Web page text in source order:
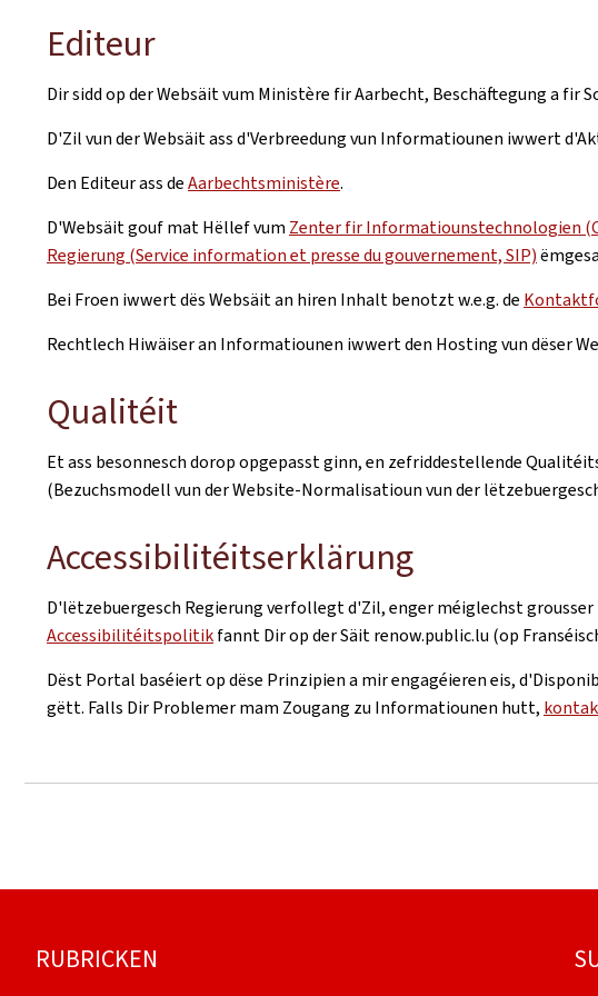
Editeur
Dir sidd op der Websäit vum Ministère fir Aarbecht, Beschäftegung a fir
D'Zil vun der Websäit ass d'Verbreedung vun Informatiounen iwwert
Den Editeur ass deAarbechtsministère.
D'Websäit gouf mat Hëllef vum Zenter fir Informatiounstechnologien
Regierung (Service information et presse du gouvernement, SIP)
Bei Froen iwwert dës Websäit an hiren Inhalt benotzt w.e.g. de
Rechtlech Hiwäiser an Informatiounen iwwert den Hosting vun dëser
Qualitéit
Et ass besonnesch dorop opgepasst ginn, en zefriddestellende
(Bezuchsmodell vun der Website-Normalisatioun vun der
Accessibilitéitserklärung
D'lëtzebuergesch Regierung verfollegt d'Zil, enger méiglechst
Accessibilitéitspolitikfannt Dir op der Säit renow.public.lu (op
Dëst Portal baséiert op dëse Prinzipien a mir engagéieren eis,
gëtt. Falls Dir Problemer mam Zougang zu Informatiounen hutt,
Fousszeil
RUBRICKEN